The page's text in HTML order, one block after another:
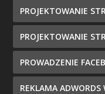
PROJEKTOWANIE
PROJEKTOWANIE
PROWADZENIE
REKLAMA ADWORDS